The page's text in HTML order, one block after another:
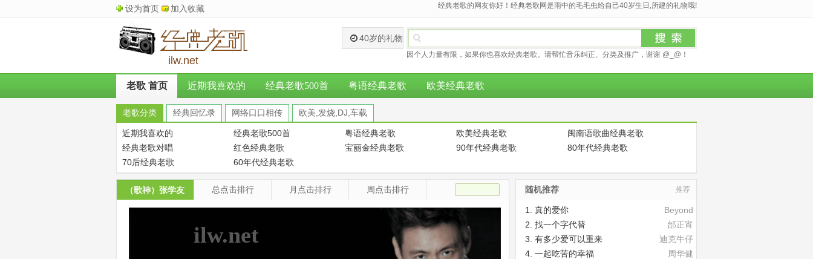
设为首页 加入收藏 经典老歌的网友你好！经典老歌网是雨中的毛毛虫给自己40岁生日,所建的礼物哦!
ilw.net
40岁的礼物
因个人力量有限，如果你也喜欢经典老歌。请帮忙音乐纠正、分类及推广，谢谢 @_@！
老歌 首页 近期我喜欢的 经典老歌500首 粤语经典老歌 欧美经典老歌
老歌分类 经典回忆录 网络口口相传 欧美,发烧,DJ,车载
近期我喜欢的 经典老歌500首 粤语经典老歌 欧美经典老歌
闽南语歌曲经典老歌
经典老歌对唱
红色经典老歌 宝丽金经典老歌 90年代经典老歌
80年代经典老歌
70后经典老歌
60年代经典老歌
（歌神）张学友 总点击排行 月点击排行 周点击排行
ilw.net
推荐
随机推荐
1. 真的爱你
Beyond
2. 找一个字代替
邰正宵
3. 有多少爱可以重来
迪克牛仔
4. 一起吃苦的幸福
周华健